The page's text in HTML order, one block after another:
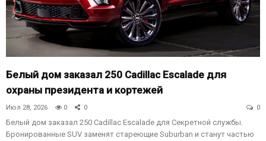
Белый дом заказал 250 Cadillac Escalade для
охраны президента и кортежей
Июл 28, 2026 0 0 0
Белый дом заказал 250 Cadillac Escalade для Секретной службы.
Бронированные SUV заменят стареющие Suburban и станут частью